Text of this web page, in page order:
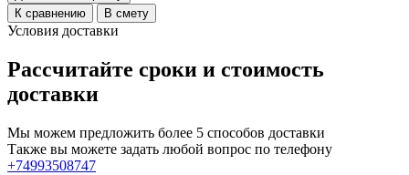
К сравнению
В смету
Условия доставки
Рассчитайте сроки и стоимость
доставки
Мы можем предложить более 5 способов доставки
Также вы можете задать любой вопрос по телефону
+74993508747